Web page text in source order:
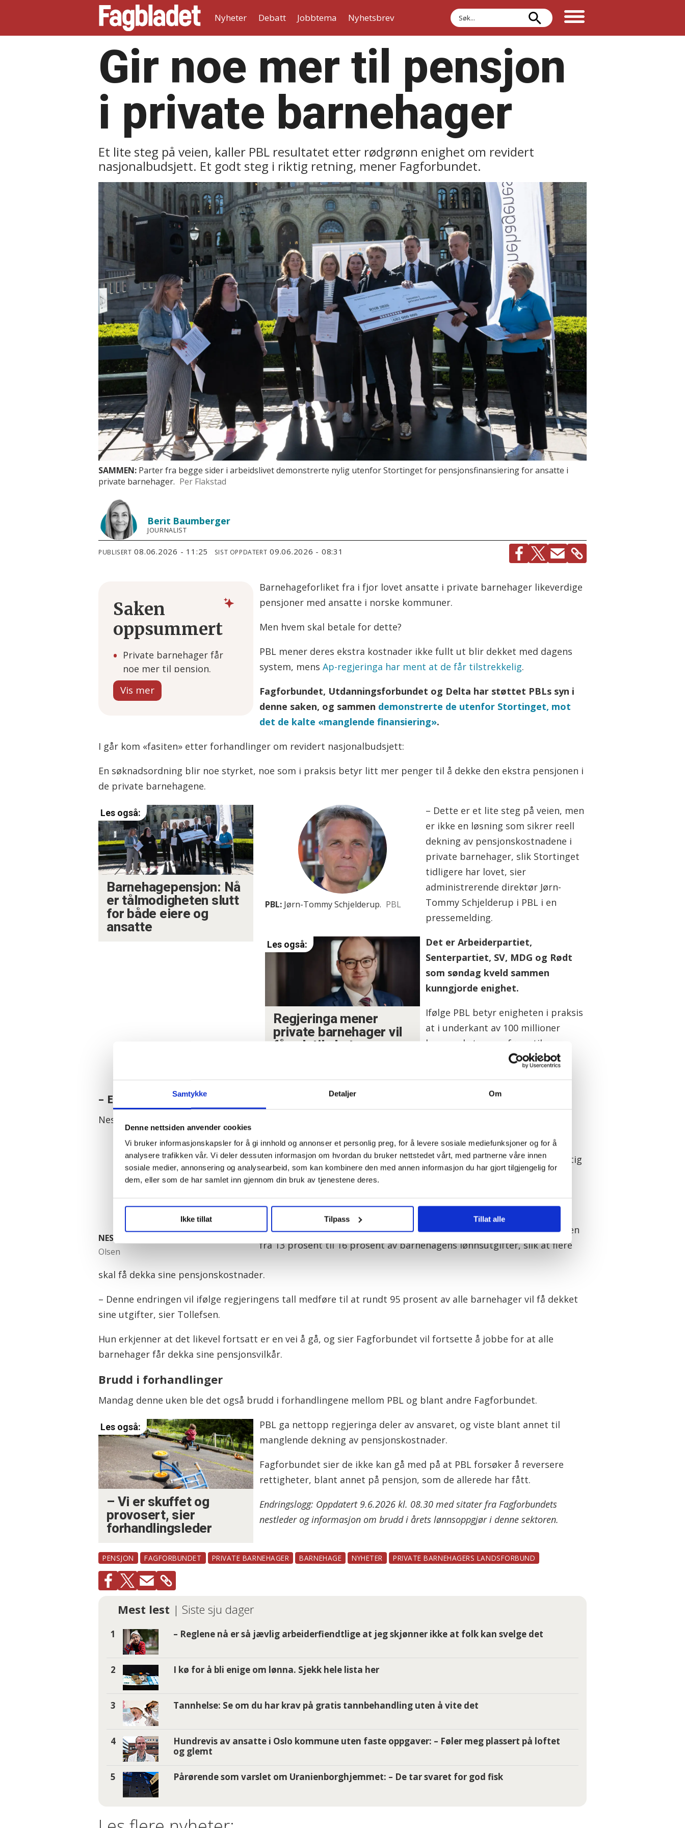
Samtykke Detaljer Om
Denne nettsiden anvender cookies
Vi bruker informasjonskapsler for å gi innhold og annonser et personlig preg, for å levere sosiale mediefunksjoner og for å
analysere trafikken vår. Vi deler dessuten informasjon om hvordan du bruker nettstedet vårt, med partnerne våre innen
sosiale medier, annonsering og analysearbeid, som kan kombinere den med annen informasjon du har gjort tilgjengelig for
dem, eller som de har samlet inn gjennom din bruk av tjenestene deres.
Ikke tillat Tilpass Tillat alle
Nyheter Debatt Jobbtema Nyhetsbrev
Søk
Gir noe mer til pensjon
i private barnehager
Et lite steg på veien, kaller PBL resultatet etter rødgrønn enighet om revidert
nasjonalbudsjett. Et godt steg i riktig retning, mener Fagforbundet.
SAMMEN: Parter fra begge sider i arbeidslivet demonstrerte nylig utenfor Stortinget for pensjonsfinansiering for ansatte i
private barnehager. Per Flakstad
Berit Baumberger
JOURNALIST
PUBLISERT 08.06.2026 - 11:25 SIST OPPDATERT 09.06.2026 - 08:31
Saken
oppsummert
Private barnehager får
noe mer til pensjon.
En styrket
søknadsordning skal
PBL mener finansieringen
fortsatt ikke er nok.
Barnehageforliket fra i fjor lovet ansatte i private barnehager likeverdige
pensjoner med ansatte i norske kommuner.
Men hvem skal betale for dette?
PBL mener deres ekstra kostnader ikke fullt ut blir dekket med dagens
system, mens Ap-regjeringa har ment at de får tilstrekkelig.
Fagforbundet, Utdanningsforbundet og Delta har støttet PBLs syn i
denne saken, og sammen demonstrerte de utenfor Stortinget, mot
det de kalte «manglende finansiering».
I går kom «fasiten» etter forhandlinger om revidert nasjonalbudsjett:
En søknadsordning blir noe styrket, noe som i praksis betyr litt mer penger til å dekke den ekstra pensjonen i
de private barnehagene.
Barnehagepensjon: Nå
er tålmodigheten slutt
for både eiere og
ansatte
PBL: Jørn-Tommy Schjelderup. PBL
– Dette er et lite steg på veien, men
er ikke en løsning som sikrer reell
dekning av pensjonskostnadene i
private barnehager, slik Stortinget
tidligere har lovet, sier
administrerende direktør Jørn-
Tommy Schjelderup i PBL i en
pressemelding.
Regjeringa mener
private barnehager vil
få nok til ekstra
Det er Arbeiderpartiet,
Senterpartiet, SV, MDG og Rødt
som søndag kveld sammen
kunngjorde enighet.
Ifølge PBL betyr enigheten i praksis
at i underkant av 100 millioner
kroner ekstra overføres til
kommunene for å finansiere
– Et godt steg på vei
Nestleder i Fagforbundet, Line Tollefsen, kaller den rødgrønne enigheten et
NESTLEDER:
Olsen
– At ansatte som jobber i private barnehager skal få de samme gode
pensjonsvilkårene som ansatte i offentlige barnehager, har vært et viktig
krav for oss inn mot revidert nasjonalbudsjett. Det er en sentral del av
Fagbladet.
Hun er glade for at de rødgrønne nå har økt taket for søknadsordningen
fra 13 prosent til 16 prosent av barnehagens lønnsutgifter, slik at flere
skal få dekka sine pensjonskostnader.
– Denne endringen vil ifølge regjeringens tall medføre til at rundt 95 prosent av alle barnehager vil få dekket
sine utgifter, sier Tollefsen.
Hun erkjenner at det likevel fortsatt er en vei å gå, og sier Fagforbundet vil fortsette å jobbe for at alle
barnehager får dekka sine pensjonsvilkår.
Brudd i forhandlinger
Mandag denne uken ble det også brudd i forhandlingene mellom PBL og blant andre Fagforbundet.
– Vi er skuffet og
provosert, sier
forhandlingsleder
PBL ga nettopp regjeringa deler av ansvaret, og viste blant annet til
manglende dekning av pensjonskostnader.
Fagforbundet sier de ikke kan gå med på at PBL forsøker å reversere
rettigheter, blant annet på pensjon, som de allerede har fått.
Endringslogg: Oppdatert 9.6.2026 kl. 08.30 med sitater fra Fagforbundets
nestleder og informasjon om brudd i årets lønnsoppgjør i denne sektoren.
PENSJON FAGFORBUNDET PRIVATE BARNEHAGER BARNEHAGE NYHETER PRIVATE BARNEHAGERS LANDSFORBUND
Mest lest | Siste sju dager
– Reglene nå er så jævlig arbeiderfiendtlige at jeg skjønner ikke at folk kan svelge det
I kø for å bli enige om lønna. Sjekk hele lista her
Tannhelse: Se om du har krav på gratis tannbehandling uten å vite det
Hundrevis av ansatte i Oslo kommune uten faste oppgaver: – Føler meg plassert på loftet
og glemt
Pårørende som varslet om Uranienborghjemmet: – De tar svaret for god fisk